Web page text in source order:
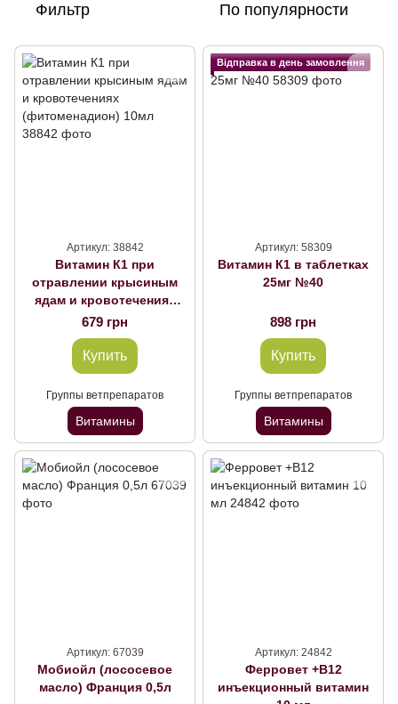
Фильтр По популярности
Артикул: 38842
Витамин К1 при
отравлении крысиным
ядам и кровотечениях
(фитоменадион) 10мл
679 грн
Купить
Группы ветпрепаратов
Витамины
Відправка в день замовлення
Артикул: 58309
Витамин К1 в таблетках
25мг №40
898 грн
Купить
Группы ветпрепаратов
Витамины
Артикул: 67039
Мобиойл (лососевое
масло) Франция 0,5л
Артикул: 24842
Ферровет +В12
инъекционный витамин